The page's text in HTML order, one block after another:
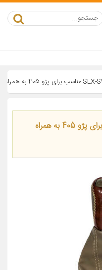
سردنده مدل SLX-SW مناسب برای پژو 405 به همراه